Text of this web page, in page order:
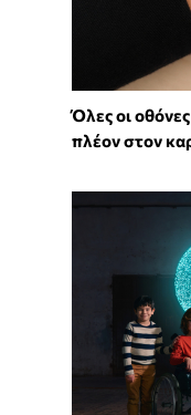
Όλες οι
πλέον στον